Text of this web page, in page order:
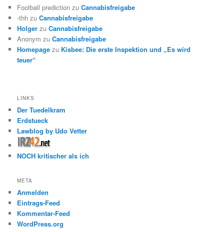
Football prediction zuCannabisfreigabe
-thh zuCannabisfreigabe
Holger zuCannabisfreigabe
Anonym zuCannabisfreigabe
Homepage zu Kisbee: Die erste Inspektion und „Es wird
teuer“
LINKS
Der Tuedelkram
Erdstueck
Lawblog by Udo Vetter
NOCH kritischer als ich
META
Anmelden
Eintrags-Feed
Kommentar-Feed
WordPress.org